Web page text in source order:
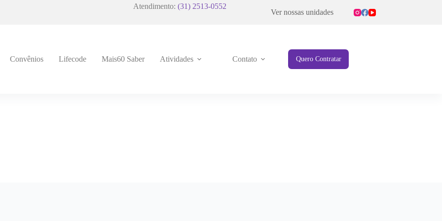
Atendimento: (31) 2513-0552
Ver nossas unidades
Convênios Lifecode Mais60 Saber Atividades Contato Quero Contratar